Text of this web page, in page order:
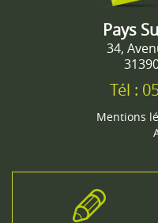
Pays
34,
Tél :
Mentions